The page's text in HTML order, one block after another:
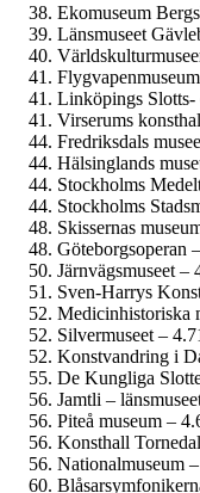
Ekomuseum
Länsmuseet
Linköpings
Virserums
Fredriksdals
Hälsinglands
Stockholms
Stockholms
Skissernas
Göteborgs­operan
Järnvägs­museet –
Sven-Harrys
Medicinhistoriska
Silvermuseet –
Konstvandring i
De Kungliga
Jamtli –
Piteå museum –
Konsthall
National­museum